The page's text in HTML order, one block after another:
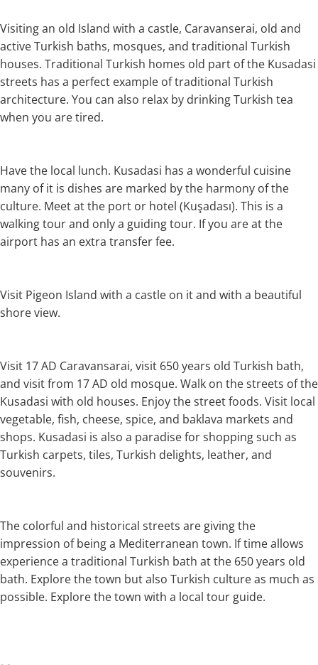
Visiting an old Island with a castle, Caravanserai, old and
active Turkish baths, mosques, and traditional Turkish
houses. Traditional Turkish homes old part of the Kusadasi
streets has a perfect example of traditional Turkish
architecture. You can also relax by drinking Turkish tea
when you are tired.
Have the local lunch. Kusadasi has a wonderful cuisine
many of it is dishes are marked by the harmony of the
culture. Meet at the port or hotel (Kuşadası). This is a
walking tour and only a guiding tour. If you are at the
airport has an extra transfer fee.
Visit Pigeon Island with a castle on it and with a beautiful
shore view.
Visit 17 AD Caravansarai, visit 650 years old Turkish bath,
and visit from 17 AD old mosque. Walk on the streets of the
Kusadasi with old houses. Enjoy the street foods. Visit local
vegetable, fish, cheese, spice, and baklava markets and
shops. Kusadasi is also a paradise for shopping such as
Turkish carpets, tiles, Turkish delights, leather, and
souvenirs.
The colorful and historical streets are giving the
impression of being a Mediterranean town. If time allows
experience a traditional Turkish bath at the 650 years old
bath. Explore the town but also Turkish culture as much as
possible. Explore the town with a local tour guide.